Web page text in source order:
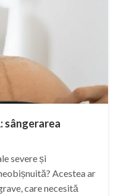
sângerarea
severe și
Acestea ar
care necesită